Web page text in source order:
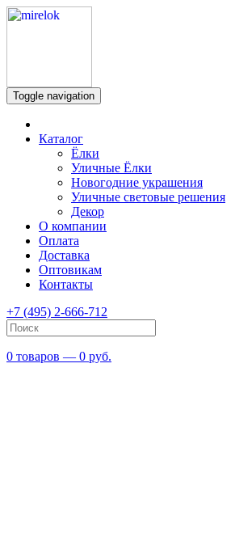
Toggle navigation
Каталог
Ёлки
Уличные Ёлки
Новогодние украшения
Уличные световые решения
Декор
О компании
Оплата
Доставка
Оптовикам
Контакты
+7 (495) 2-666-712
0 товаров — 0 руб.